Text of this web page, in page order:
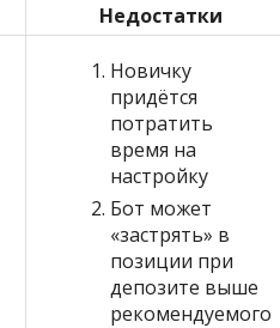
Недостатки
Новичку
придётся
потратить
время на
настройку
Бот может
«застрять» в
позиции при
депозите выше
рекомендуемого